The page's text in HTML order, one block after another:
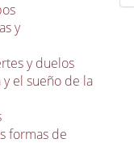
y
y duelos
el sueño de la
formas de